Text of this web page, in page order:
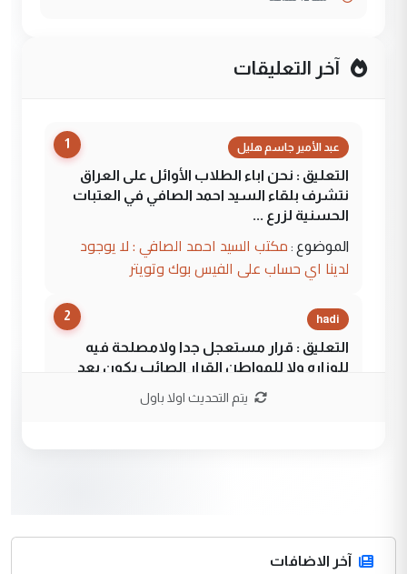
آخر التعليقات
1 عبد الأمير جاسم هليل
التعليق : نحن اباء الطلاب الأوائل على العراق
نتشرف بلقاء السيد احمد الصافي في العتبات
الحسنية لزرع ...
الموضوع : مكتب السيد احمد الصافي : لا يوجود
لدينا اي حساب على الفيس بوك وتويتر
2 hadi
التعليق : قرار مستعجل جدا ولامصلحة فيه
للوزاره ولا للمواطن القرار الصائب يكون بعد
جنسية الرافد الثالث للعراق ومن اصول عريقة
ابا فرات ...
يتم التحديث اولا باول
آخر الاضافات